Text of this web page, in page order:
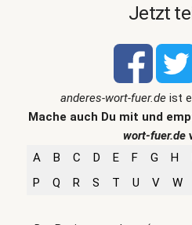
Jetzt
anderes-wort-fuer.deist
Mache auch Du mit und
wort-fuer.de
A
B C D E F G H
P
Q R S T U V W